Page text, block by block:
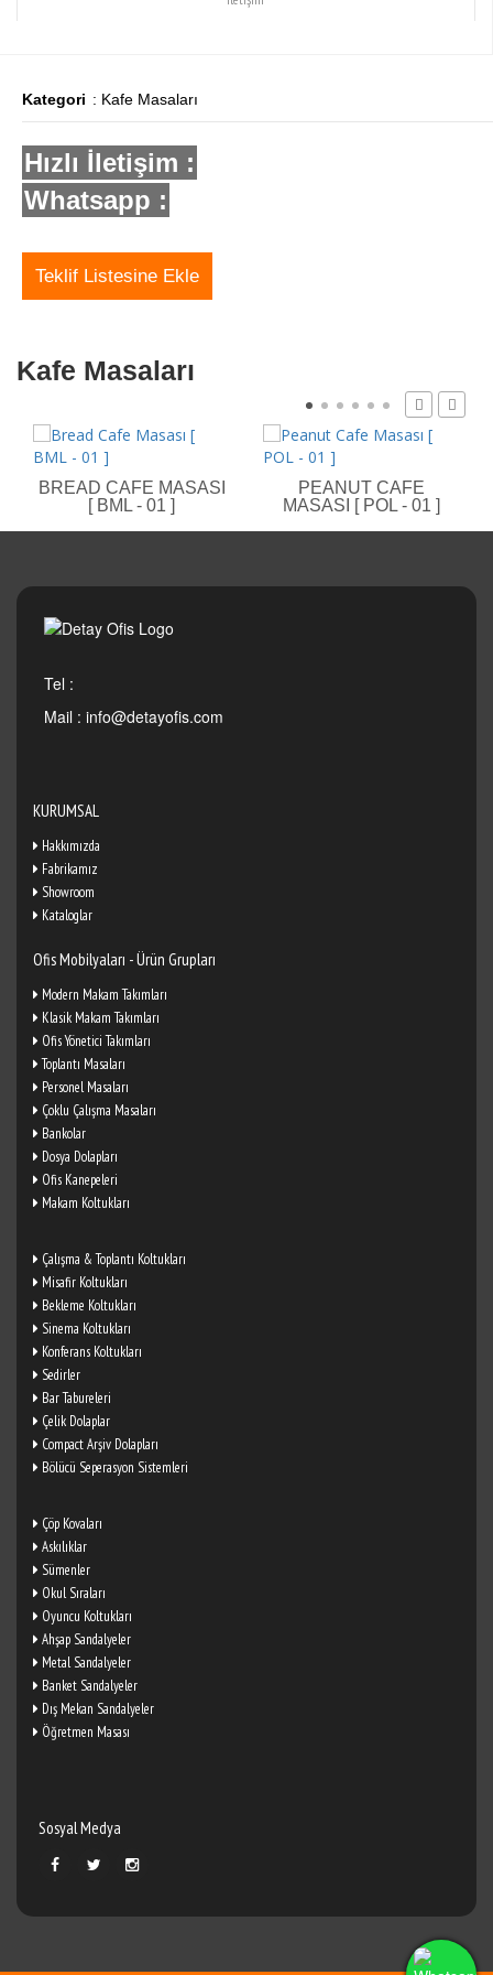
Kategori : Kafe Masaları
Hızlı İletişim :
Whatsapp :
Teklif Listesine Ekle
Kafe Masaları
BREAD CAFE MASASI
[ BML - 01 ]
PEANUT CAFE
MASASI [ POL - 01 ]
Tel :
Mail : info@detayofis.com
KURUMSAL
Hakkımızda
Fabrikamız
Showroom
Kataloglar
Ofis Mobilyaları - Ürün Grupları
Modern Makam Takımları
Klasik Makam Takımları
Ofis Yönetici Takımları
Toplantı Masaları
Personel Masaları
Çoklu Çalışma Masaları
Bankolar
Dosya Dolapları
Ofis Kanepeleri
Makam Koltukları
Çalışma & Toplantı Koltukları
Misafir Koltukları
Bekleme Koltukları
Sinema Koltukları
Konferans Koltukları
Sedirler
Bar Tabureleri
Çelik Dolaplar
Compact Arşiv Dolapları
Bölücü Seperasyon Sistemleri
Çöp Kovaları
Askılıklar
Sümenler
Okul Sıraları
Oyuncu Koltukları
Ahşap Sandalyeler
Metal Sandalyeler
Banket Sandalyeler
Dış Mekan Sandalyeler
Öğretmen Masası
Sosyal Medya